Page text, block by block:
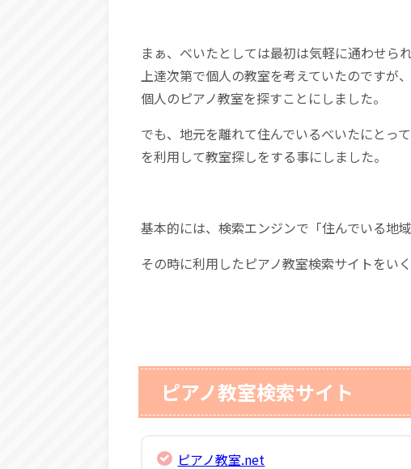
まぁ、べいたとしては最初は気軽に通わせら
上達次第で個人の教室を考えていたのですが
個人のピアノ教室を探すことにしました。
でも、地元を離れて住んでいるべいたにとっ
を利用して教室探しをする事にしました。
基本的には、検索エンジンで「住んでいる地
その時に利用したピアノ教室検索サイトをい
ピアノ教室検索サイト
ピアノ教室.net